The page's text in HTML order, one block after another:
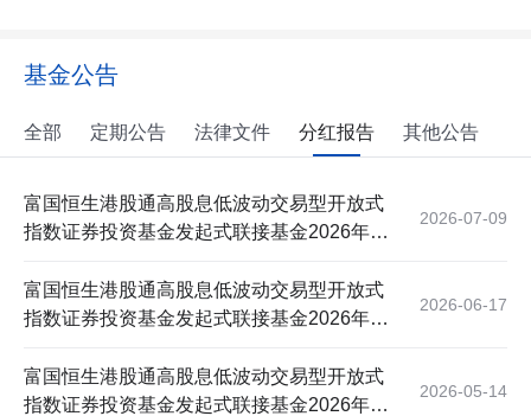
基金公告
全部 定期公告 法律文件 分红报告 其他公告
富国恒生港股通高股息低波动交易型开放式
指数证券投资基金发起式联接基金2026年第
2026-07-09
富国恒生港股通高股息低波动交易型开放式
指数证券投资基金发起式联接基金2026年第
2026-06-17
富国恒生港股通高股息低波动交易型开放式
指数证券投资基金发起式联接基金2026年第
2026-05-14